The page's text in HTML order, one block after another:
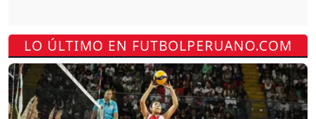
LO ÚLTIMO EN FUTBOLPERUANO.COM